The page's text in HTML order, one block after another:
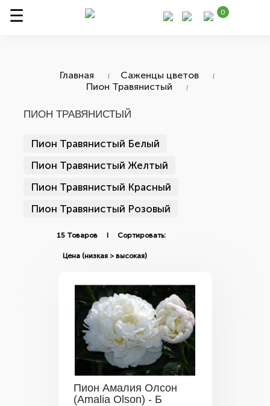
0
Главная
Саженцы цветов
Пион Травянистый
ПИОН ТРАВЯНИСТЫЙ
Пион Травянистый Белый
Пион Травянистый Желтый
Пион Травянистый Красный
Пион Травянистый Розовый
15 Товаров I Сортировать:
Пион Амалия Олсон
(Amalia Olson) - Б